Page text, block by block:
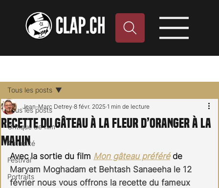
Tous les posts
Critique de film
Actualité
Festival
Portraits
Tous les posts
Recette du gâteau à la fleur d’oranger à la
Mahin
Jean-Marc Detrey 8 févr. 2025 1 min de lecture
Avec la sortie du film Mon gâteau préféré de
Maryam Moghadam et Behtash Sanaeeha le 12
février nous vous offrons la recette du fameux